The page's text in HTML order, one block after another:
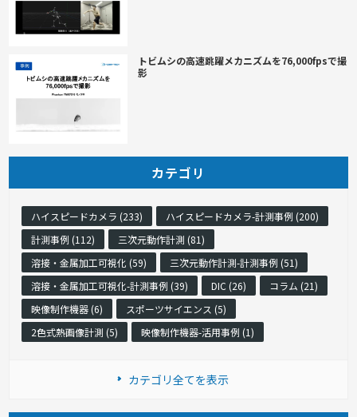
トビムシの高速跳躍メカニズムを76,000fpsで撮
影
カテゴリ
ハイスピードカメラ (233)
ハイスピードカメラ-計測事例 (200)
計測事例 (112)
三次元動作計測 (81)
溶接・金属加工可視化 (59)
三次元動作計測-計測事例 (51)
溶接・金属加工可視化-計測事例 (39)
DIC (26)
コラム (21)
映像制作機器 (6)
スポーツサイエンス (5)
2色式熱画像計測 (5)
映像制作機器-活用事例 (1)
カテゴリ全てを表示